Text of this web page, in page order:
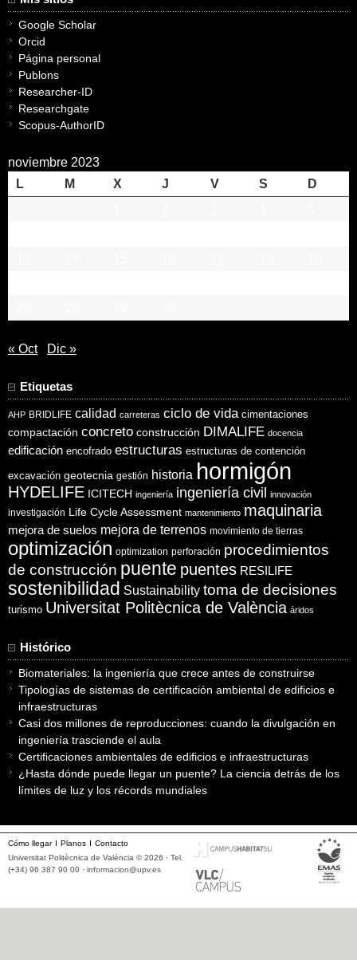
Google Scholar
Orcid
Página personal
Publons
Researcher-ID
Researchgate
Scopus-AuthorID
noviembre 2023
L
M X J V S
D
« Oct Dic »
Etiquetas
AHP BRIDLIFE calidad carreteras ciclo de vida cimentaciones
compactación concreto construcción DIMALIFE docencia
edificación encofrado estructuras estructuras de contención
excavación geotecnia gestión historia hormigón
HYDELIFE ICITECH ingeniería ingeniería civil innovación
investigación Life Cycle Assessment mantenimiento maquinaria
mejora de suelos mejora de terrenos movimiento de tierras
optimización optimization perforación procedimientos
de construcción puente puentes RESILIFE
sostenibilidad Sustainability toma de decisiones
turismo Universitat Politècnica de València áridos
Histórico
Biomateriales: la ingeniería que crece antes de construirse
Tipologías de sistemas de certificación ambiental de edificios e
infraestructuras
Casi dos millones de reproducciones: cuando la divulgación en
ingeniería trasciende el aula
Certificaciones ambientales de edificios e infraestructuras
¿Hasta dónde puede llegar un puente? La ciencia detrás de los
límites de luz y los récords mundiales
Cómo llegar Planos
Contacto
Universitat Politècnica de València © 2026 · Tel.
(+34) 96 387 90 00 · informacion@upv.es